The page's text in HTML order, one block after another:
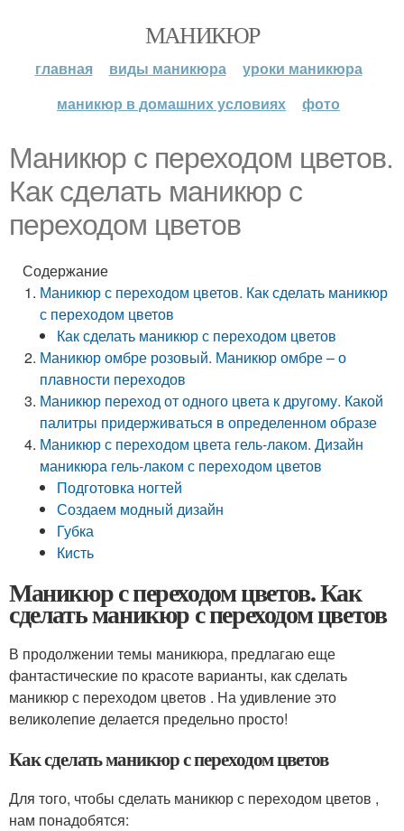
МАНИКЮР
главная виды маникюра
уроки маникюра
маникюр в домашних условиях
фото
Маникюр с переходом цветов.
Как сделать маникюр с
переходом цветов
Содержание
Маникюр с переходом цветов. Как сделать маникюр
с переходом цветов
Как сделать маникюр с переходом цветов
Маникюр омбре розовый. Маникюр омбре – о
плавности переходов
Маникюр переход от одного цвета к другому. Какой
палитры придерживаться в определенном образе
Маникюр с переходом цвета гель-лаком. Дизайн
маникюра гель-лаком с переходом цветов
Подготовка ногтей
Создаем модный дизайн
Губка
Кисть
Маникюр с переходом цветов. Как
сделать маникюр с переходом цветов
В продолжении темы маникюра, предлагаю еще
фантастические по красоте варианты, как сделать
маникюр с переходом цветов . На удивление это
великолепие делается предельно просто!
Как сделать маникюр с переходом цветов
Для того, чтобы сделать маникюр с переходом цветов ,
нам понадобятся: